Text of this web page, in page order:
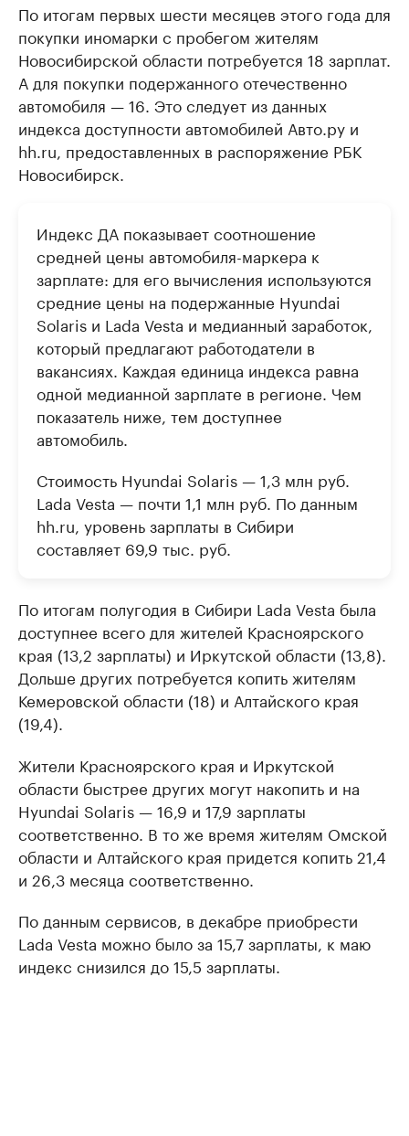
По итогам первых шести месяцев этого года для
покупки иномарки с пробегом жителям
Новосибирской области потребуется 18 зарплат.
А для покупки подержанного отечественно
автомобиля — 16. Это следует из данных
индекса доступности автомобилей Авто.ру и
hh.ru, предоставленных в распоряжение РБК
Новосибирск.
Индекс ДА показывает соотношение
средней цены автомобиля-маркера к
зарплате: для его вычисления используются
средние цены на подержанные Hyundai
Solaris и Lada Vesta и медианный заработок,
который предлагают работодатели в
вакансиях. Каждая единица индекса равна
одной медианной зарплате в регионе. Чем
показатель ниже, тем доступнее
автомобиль.
Стоимость Hyundai Solaris — 1,3 млн руб.
Lada Vesta — почти 1,1 млн руб. По данным
hh.ru, уровень зарплаты в Сибири
составляет 69,9 тыс. руб.
По итогам полугодия в Сибири Lada Vesta была
доступнее всего для жителей Красноярского
края (13,2 зарплаты) и Иркутской области (13,8).
Дольше других потребуется копить жителям
Кемеровской области (18) и Алтайского края
(19,4).
Жители Красноярского края и Иркутской
области быстрее других могут накопить и на
Hyundai Solaris — 16,9 и 17,9 зарплаты
соответственно. В то же время жителям Омской
области и Алтайского края придется копить 21,4
и 26,3 месяца соответственно.
По данным сервисов, в декабре приобрести
Lada Vesta можно было за 15,7 зарплаты, к маю
индекс снизился до 15,5 зарплаты.